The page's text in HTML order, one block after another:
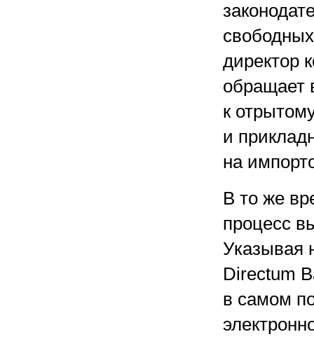
директор
обращает
к
и
на
В то же
процесс
Указывая
Directum
в самом